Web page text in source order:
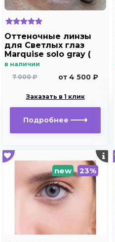
Оттеночные линзы
для Светлых глаз
Marquise solo gray (
без отверстия)
в наличии
7 000 ₽
от 4 500 ₽
Заказать в 1 клик
Подробнее
new 23%